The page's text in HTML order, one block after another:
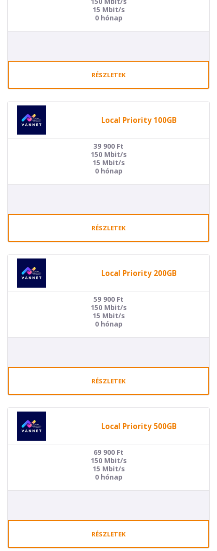
15 Mbit/s
0 hónap
RÉSZLETEK
Local Priority 100GB
39 900 Ft
150 Mbit/s
15 Mbit/s
0 hónap
RÉSZLETEK
Local Priority 200GB
59 900 Ft
150 Mbit/s
15 Mbit/s
0 hónap
RÉSZLETEK
Local Priority 500GB
69 900 Ft
150 Mbit/s
15 Mbit/s
0 hónap
RÉSZLETEK